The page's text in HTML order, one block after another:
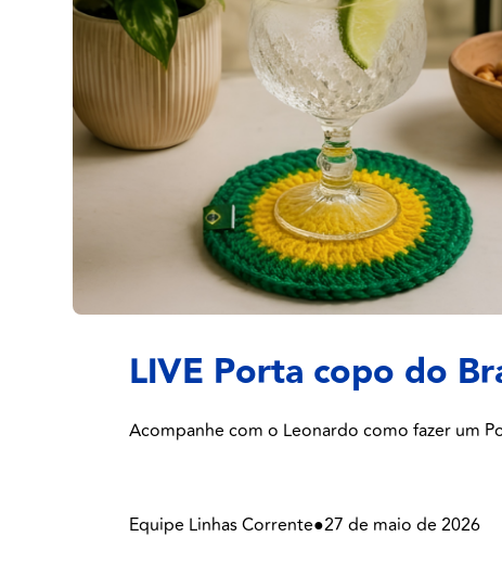
LIVE Porta copo do
Acompanhe com o Leonardo como fazer um
Equipe Linhas Corrente●27 de maio de 2026